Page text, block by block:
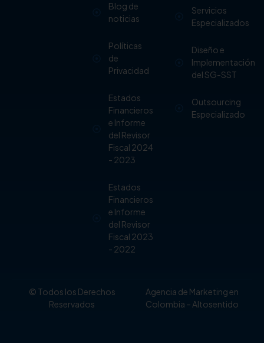
Blog de
noticias
Políticas
de
Privacidad
Estados
Financieros
e Informe
del Revisor
Fiscal 2024
- 2023
Estados
Financieros
e Informe
del Revisor
Fiscal 2023
- 2022
Servicios
Especializados
Diseño e
Implementación
del SG-SST
Outsourcing
Especializado
© Todos los Derechos
Reservados
Agencia de Marketing en
Colombia – Altosentido